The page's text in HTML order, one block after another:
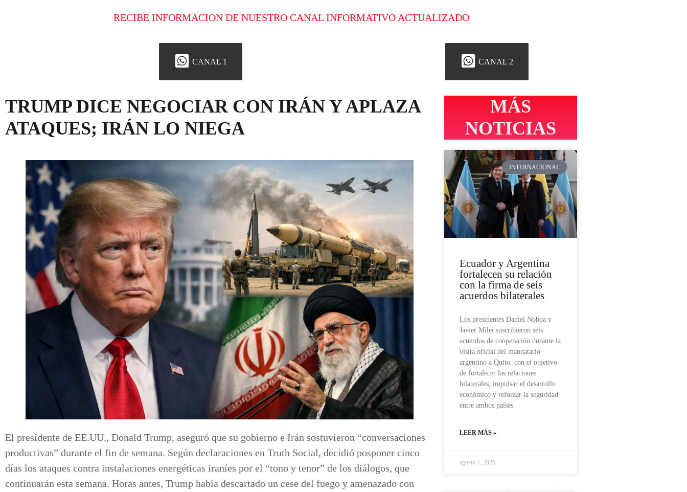
RECIBE INFORMACION DE NUESTRO CANAL INFORMATIVO ACTUALIZADO
CANAL 1 CANAL 2
TRUMP DICE NEGOCIAR CON IRÁN Y APLAZA
ATAQUES; IRÁN LO NIEGA
El presidente de EE.UU., Donald Trump, aseguró que su gobierno e Irán sostuvieron “conversaciones
productivas” durante el fin de semana. Según declaraciones en Truth Social, decidió posponer cinco
días los ataques contra instalaciones energéticas iraníes por el “tono y tenor” de los diálogos, que
continuarán esta semana. Horas antes, Trump había descartado un cese del fuego y amenazado con
MÁS
NOTICIAS
INTERNACIONAL
Ecuador y Argentina
fortalecen su relación
con la firma de seis
acuerdos bilaterales
Los presidentes Daniel Noboa y
Javier Milei suscribieron seis
acuerdos de cooperación durante la
visita oficial del mandatario
argentino a Quito, con el objetivo
de fortalecer las relaciones
bilaterales, impulsar el desarrollo
económico y reforzar la seguridad
entre ambos países.
LEER MÁS »
agosto 7, 2026